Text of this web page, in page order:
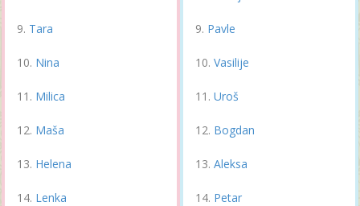
Tara
Nina
Milica
Maša
Helena
Lenka
Pavle
Vasilije
Uroš
Bogdan
Aleksa
Petar